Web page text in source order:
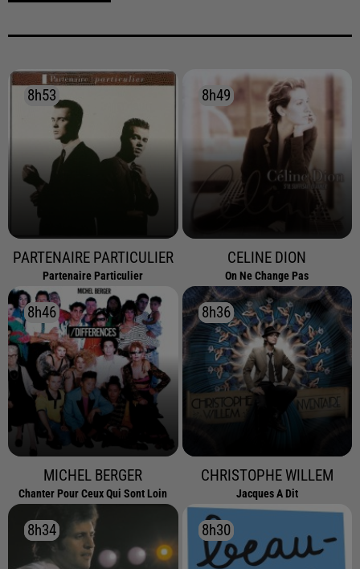
8h53
8h53
PARTENAIRE PARTICULIER
Partenaire Particulier
8h49
8h49
CELINE DION
On Ne Change Pas
8h46
8h46
MICHEL BERGER
Chanter Pour Ceux Qui Sont Loin
8h36
8h36
CHRISTOPHE WILLEM
Jacques A Dit
8h34
8h34 8h30
8h30